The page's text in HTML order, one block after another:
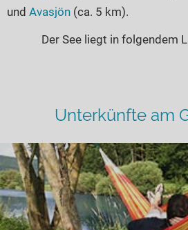
und Avasjön (ca. 5 km).
Der See liegt in folgendem
Unterkünfte am